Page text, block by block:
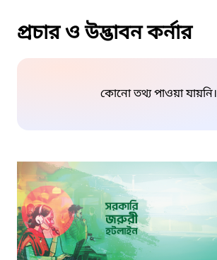
প্রচার ও উদ্ভাবন কর্নার
কোনো তথ্য পাওয়া যায়নি।